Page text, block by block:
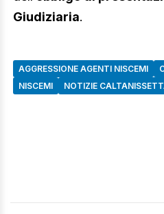
Giudiziaria.
AGGRESSIONE AGENTI NISCEMI
NISCEMI
NOTIZIE